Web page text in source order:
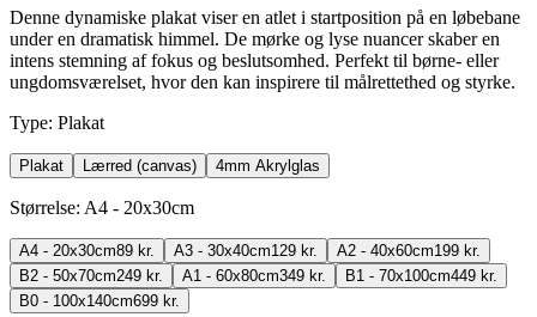
Denne dynamiske plakat viser en atlet i startposition på en løbebane
under en dramatisk himmel. De mørke og lyse nuancer skaber en
intens stemning af fokus og beslutsomhed. Perfekt til børne- eller
ungdomsværelset, hvor den kan inspirere til målrettethed og styrke.
Type: Plakat
Plakat Lærred (canvas) 4mm Akrylglas
Størrelse: A4 - 20x30cm
A4 - 20x30cm89 kr. A3 - 30x40cm129 kr. A2 - 40x60cm199 kr.
B2 - 50x70cm249 kr. A1 - 60x80cm349 kr. B1 - 70x100cm449 kr.
B0 - 100x140cm699 kr.